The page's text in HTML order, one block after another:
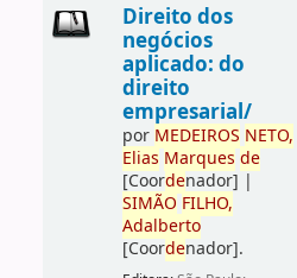
Direito dos
negócios
aplicado: do
direito
empresarial/
por MEDEIROS NETO,
Elias Marques de
[Coordenador] |
SIMÃO FILHO,
Adalberto
[Coordenador].